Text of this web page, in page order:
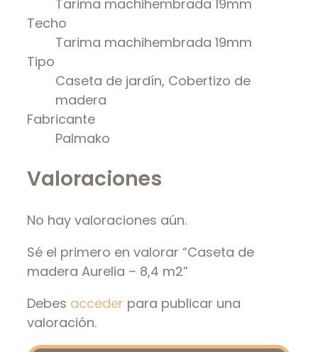
Tarima machihembrada 19mm
Techo
Tarima machihembrada 19mm
Tipo
Caseta de jardín, Cobertizo de
madera
Fabricante
Palmako
Valoraciones
No hay valoraciones aún.
Sé el primero en valorar “Caseta de
madera Aurelia – 8,4 m2”
Debes acceder para publicar una
valoración.